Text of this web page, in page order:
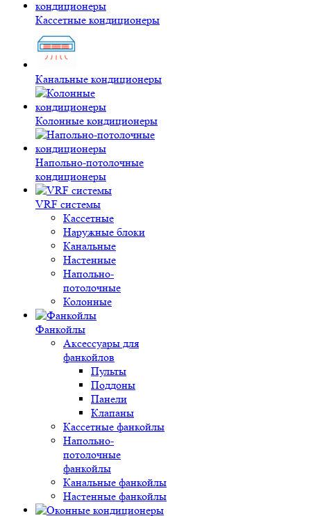
Кассетные кондиционеры
Канальные кондиционеры
Колонные кондиционеры
Напольно-потолочные
кондиционеры
VRF системы
Кассетные
Наружные блоки
Канальные
Настенные
Напольно-
потолочные
Колонные
Фанкойлы
Аксессуары для
фанкойлов
Пульты
Поддоны
Панели
Клапаны
Кассетные фанкойлы
Напольно-
потолочные
фанкойлы
Канальные фанкойлы
Настенные фанкойлы